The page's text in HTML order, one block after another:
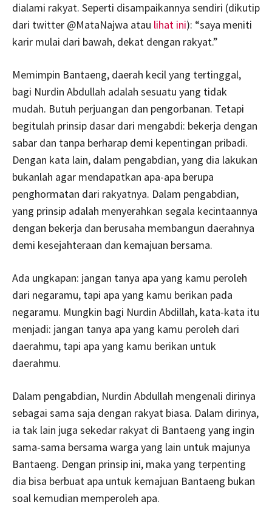
dialami rakyat. Seperti disampaikannya sendiri (dikutip
dari twitter @MataNajwa atau lihat ini): “saya meniti
karir mulai dari bawah, dekat dengan rakyat.”
Memimpin Bantaeng, daerah kecil yang tertinggal,
bagi Nurdin Abdullah adalah sesuatu yang tidak
mudah. Butuh perjuangan dan pengorbanan. Tetapi
begitulah prinsip dasar dari mengabdi: bekerja dengan
sabar dan tanpa berharap demi kepentingan pribadi.
Dengan kata lain, dalam pengabdian, yang dia lakukan
bukanlah agar mendapatkan apa-apa berupa
penghormatan dari rakyatnya. Dalam pengabdian,
yang prinsip adalah menyerahkan segala kecintaannya
dengan bekerja dan berusaha membangun daerahnya
demi kesejahteraan dan kemajuan bersama.
Ada ungkapan: jangan tanya apa yang kamu peroleh
dari negaramu, tapi apa yang kamu berikan pada
negaramu. Mungkin bagi Nurdin Abdillah, kata-kata itu
menjadi: jangan tanya apa yang kamu peroleh dari
daerahmu, tapi apa yang kamu berikan untuk
daerahmu.
Dalam pengabdian, Nurdin Abdullah mengenali dirinya
sebagai sama saja dengan rakyat biasa. Dalam dirinya,
ia tak lain juga sekedar rakyat di Bantaeng yang ingin
sama-sama bersama warga yang lain untuk majunya
Bantaeng. Dengan prinsip ini, maka yang terpenting
dia bisa berbuat apa untuk kemajuan Bantaeng bukan
soal kemudian memperoleh apa.